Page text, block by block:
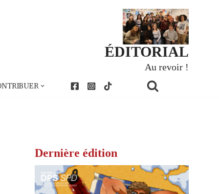
ÉDITORIAL
Au revoir !
Dernière édition